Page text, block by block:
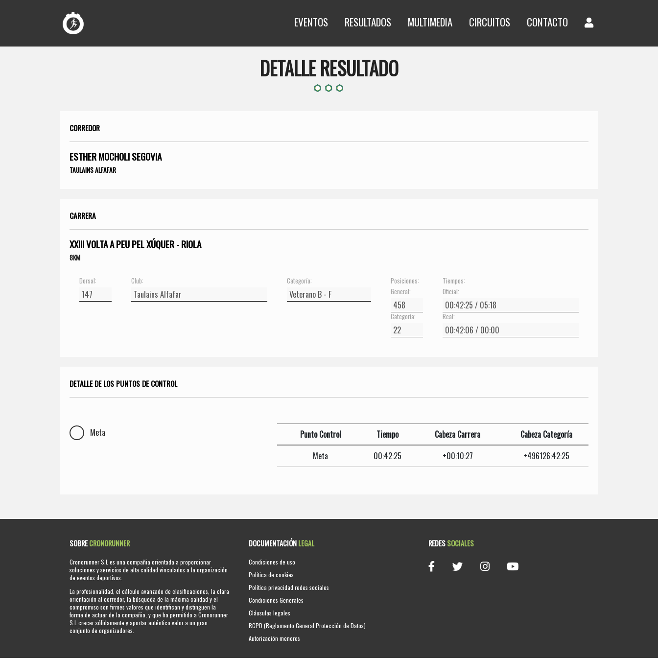
EVENTOS RESULTADOS MULTIMEDIA CIRCUITOS CONTACTO
DETALLE RESULTADO
CORREDOR
ESTHER MOCHOLI SEGOVIA
TAULAINS ALFAFAR
CARRERA
XXIII VOLTA A PEU PEL XÚQUER - RIOLA
8KM
Dorsal: Club: Categoría:
Posiciones:
General:
Categoría:
Tiempos:
Oficial:
Real:
DETALLE DE LOS PUNTOS DE CONTROL
Meta Punto Control Tiempo Cabeza Carrera
Cabeza Categoría
Meta
00:42:25 +00:10:27 +496126:42:25
SOBRECRONORUNNER
Cronorunner S.L es una compañia orientada a proporcionar
soluciones y servicios de alta calidad vinculados a la organización
de eventos deportivos.
La profesionalidad, el cálculo avanzado de clasificaciones, la clara
orientación al corredor, la búsqueda de la máxima calidad y el
compromiso son firmes valores que identifican y distinguen la
forma de actuar de la compañia, y que ha permitido a Cronorunner
S.L crecer sólidamente y aportar auténtico valor a un gran
conjunto de organizadores.
DOCUMENTACIÓNLEGAL
Condiciones de uso
Política de cookies
Política privacidad redes sociales
Condiciones Generales
Cláusulas legales
RGPD (Reglamento General Protección de Datos)
Autorización menores
REDESSOCIALES